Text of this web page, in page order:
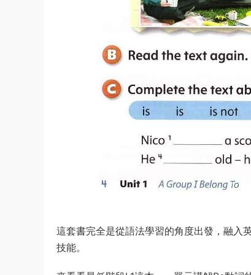
這套書完全是從語法學習的角度出發，融入
技能。